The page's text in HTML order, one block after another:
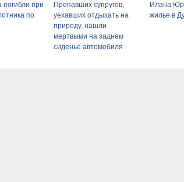
погибли при
по
Пропавших супругов,
уехавших отдыхать на
природу, нашли
мертвыми на заднем
сиденье автомобиля
Илана
жилье в